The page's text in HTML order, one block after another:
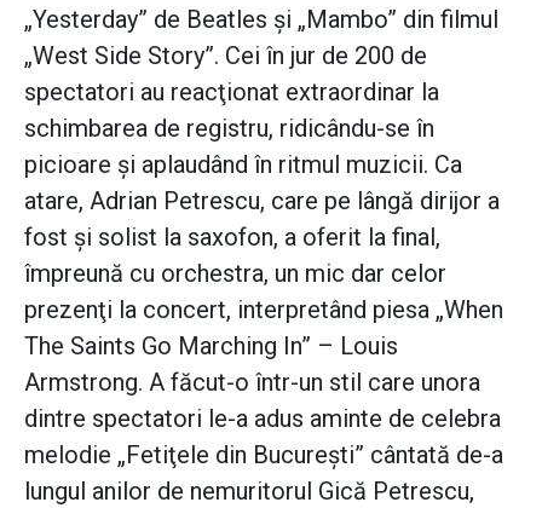
„Yesterday” de Beatles şi „Mambo” din filmul
„West Side Story”. Cei în jur de 200 de
spectatori au reacţionat extraordinar la
schimbarea de registru, ridicându-se în
picioare şi aplaudând în ritmul muzicii. Ca
atare, Adrian Petrescu, care pe lângă dirijor a
fost şi solist la saxofon, a oferit la final,
împreună cu orchestra, un mic dar celor
prezenţi la concert, interpretând piesa „When
The Saints Go Marching In” – Louis
Armstrong. A făcut-o într-un stil care unora
dintre spectatori le-a adus aminte de celebra
melodie „Fetiţele din Bucureşti” cântată de-a
lungul anilor de nemuritorul Gică Petrescu,